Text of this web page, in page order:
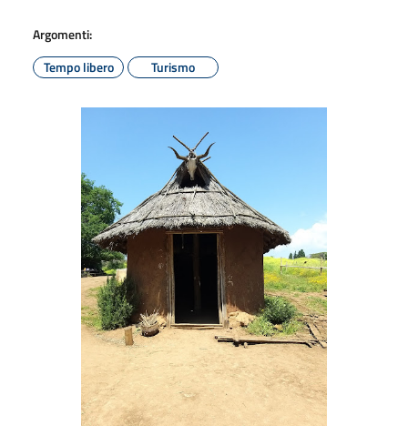
Argomenti:
Tempo libero
Turismo